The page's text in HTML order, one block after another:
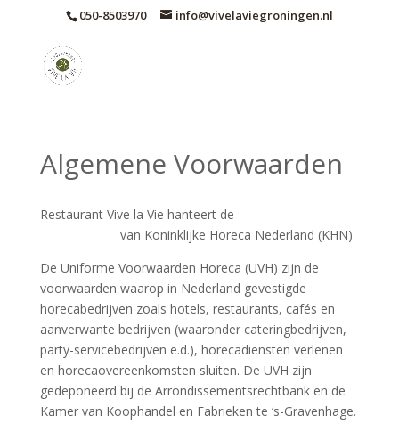
050-8503970 info@vivelaviegroningen.nl
Algemene Voorwaarden
Restaurant Vive la Vie hanteert de
van Koninklijke Horeca Nederland (KHN)
De Uniforme Voorwaarden Horeca (UVH) zijn de
voorwaarden waarop in Nederland gevestigde
horecabedrijven zoals hotels, restaurants, cafés en
aanverwante bedrijven (waaronder cateringbedrijven,
party-servicebedrijven e.d.), horecadiensten verlenen
en horecaovereenkomsten sluiten. De UVH zijn
gedeponeerd bij de Arrondissementsrechtbank en de
Kamer van Koophandel en Fabrieken te ‘s-Gravenhage.